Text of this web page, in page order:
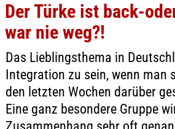
Der Türke ist back-
war nie weg?!
Das Lieblingsthema in
Integration zu sein, wenn man
den letzten Wochen darüber
Eine ganz besondere Gruppe